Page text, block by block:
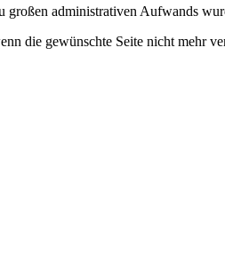
großen administrativen Aufwands
die gewünschte Seite nicht mehr